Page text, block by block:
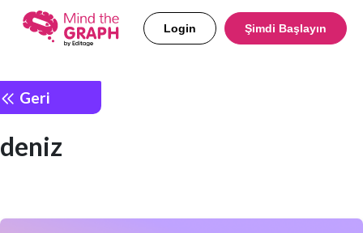
Login Şimdi Başlayın
Geri
deniz